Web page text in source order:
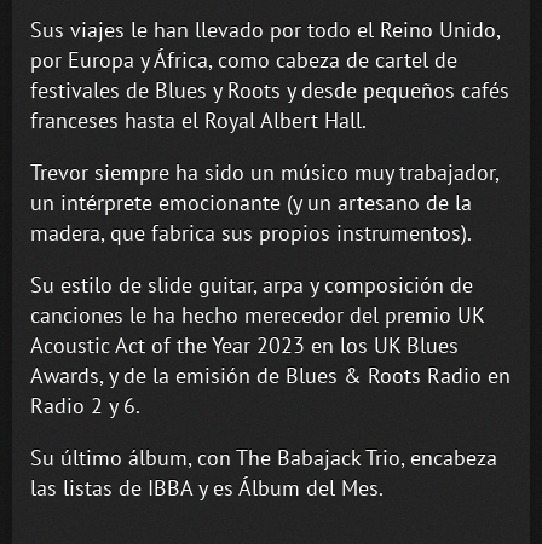
Sus viajes le han llevado por todo el Reino Unido,
por Europa y África, como cabeza de cartel de
festivales de Blues y Roots y desde pequeños cafés
franceses hasta el Royal Albert Hall.
Trevor siempre ha sido un músico muy trabajador,
un intérprete emocionante (y un artesano de la
madera, que fabrica sus propios instrumentos).
Su estilo de slide guitar, arpa y composición de
canciones le ha hecho merecedor del premio UK
Acoustic Act of the Year 2023 en los UK Blues
Awards, y de la emisión de Blues & Roots Radio en
Radio 2 y 6.
Su último álbum, con The Babajack Trio, encabeza
las listas de IBBA y es Álbum del Mes.